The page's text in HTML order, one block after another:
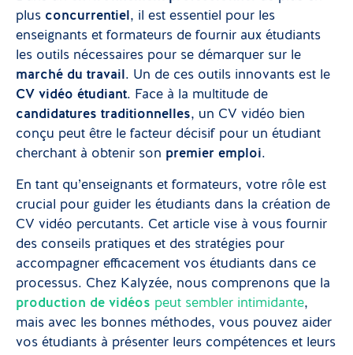
plus concurrentiel , il est essentiel pour les
enseignants et formateurs de fournir aux étudiants
les outils nécessaires pour se démarquer sur le
marché du travail . Un de ces outils innovants est le
CV vidéo étudiant. Face à la multitude de
candidatures traditionnelles, un CV vidéo bien
conçu peut être le facteur décisif pour un étudiant
cherchant à obtenir son premier emploi.
En tant qu’enseignants et formateurs, votre rôle est
crucial pour guider les étudiants dans la création de
CV vidéo percutants. Cet article vise à vous fournir
des conseils pratiques et des stratégies pour
accompagner efficacement vos étudiants dans ce
processus. Chez Kalyzée, nous comprenons que la
production de vidéos peut sembler intimidante,
mais avec les bonnes méthodes, vous pouvez aider
vos étudiants à présenter leurs compétences et leurs